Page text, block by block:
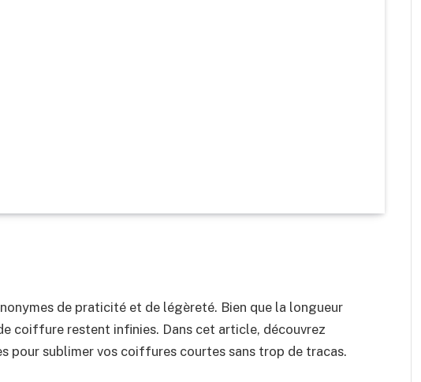
de praticité et de légèreté. Bien que la longueur
coiffure restent infinies. Dans cet article, découvrez
pour sublimer vos coiffures courtes sans trop de tracas.